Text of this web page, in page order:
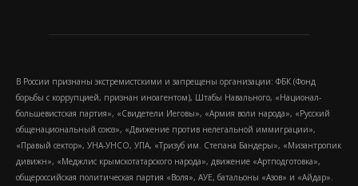
В России признаны экстремистскими и запрещены организации: ФБК (Фонд
борьбы с коррупцией, признан иноагентом), Штабы Навального, «Национал-
большевистская партия», «Свидетели Иеговы», «Армия воли народа», «Русский
общенациональный союз», «Движение против нелегальной иммиграции»,
«Правый сектор», УНА-УНСО, УПА, «Тризуб им. Степана Бандеры», «Мизантропик
дивижн», «Меджлис крымскотатарского народа», движение «Артподготовка»,
общероссийская политическая партия «Воля», АУЕ, батальоны «Азов» и «Айдар».